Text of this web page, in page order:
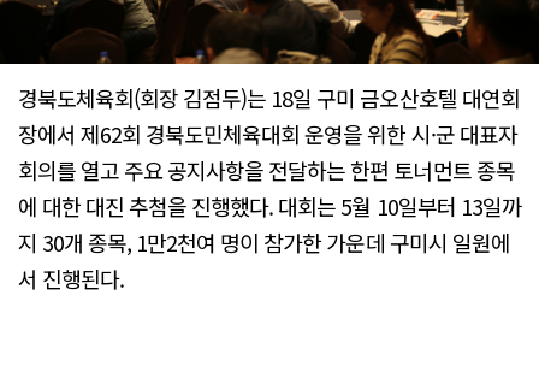
경북도체육회(회장 김점두)는 18일 구미 금오산호텔 대연회
장에서 제62회 경북도민체육대회 운영을 위한 시·군 대표자
회의를 열고 주요 공지사항을 전달하는 한편 토너먼트 종목
에 대한 대진 추첨을 진행했다. 대회는 5월 10일부터 13일까
지 30개 종목, 1만2천여 명이 참가한 가운데 구미시 일원에
서 진행된다.